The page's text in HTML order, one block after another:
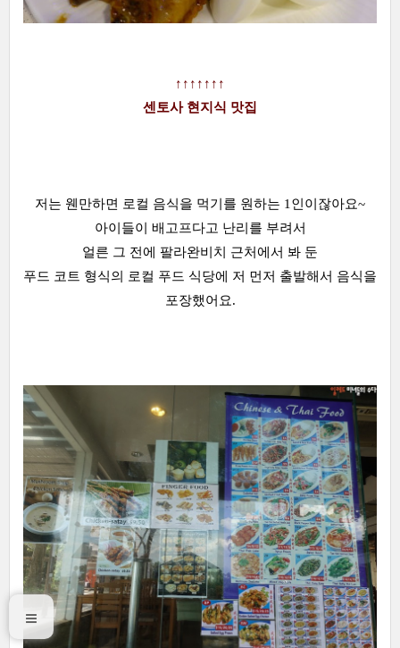
↑↑↑↑↑↑↑
센토사 현지식 맛집
저는 웬만하면 로컬 음식을 먹기를 원하는 1인이잖아요~
아이들이 배고프다고 난리를 부려서
얼른 그 전에 팔라완비치 근처에서 봐 둔
푸드 코트 형식의 로컬 푸드 식당에 저 먼저 출발해서 음식을
포장했어요.